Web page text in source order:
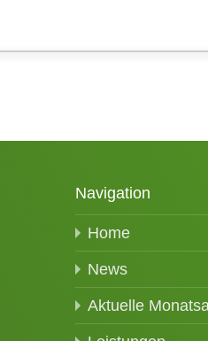
Navigation
Home
News
Aktuelle